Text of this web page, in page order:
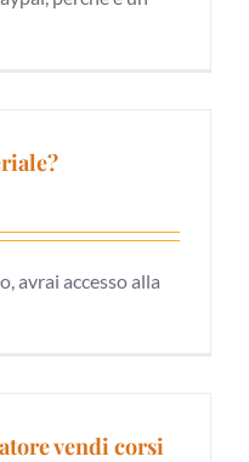
avrai accesso alla
vendi corsi